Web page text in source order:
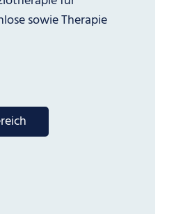
sowie Therapie